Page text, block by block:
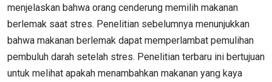
menjelaskan bahwa orang cenderung memilih makanan
berlemak saat stres. Penelitian sebelumnya menunjukkan
bahwa makanan berlemak dapat memperlambat pemulihan
pembuluh darah setelah stres. Penelitian terbaru ini bertujuan
untuk melihat apakah menambahkan makanan yang kaya